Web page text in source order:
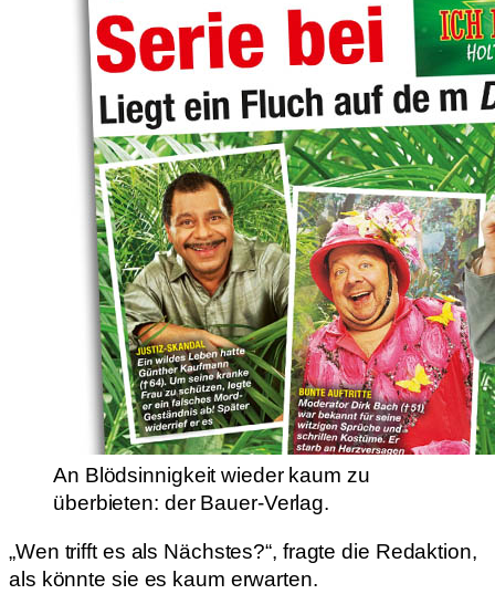
An Blödsinnigkeit wieder kaum zu
überbieten: der Bauer-Verlag.
„Wen trifft es als Nächstes?“, fragte die Redaktion,
als könnte sie es kaum erwarten.